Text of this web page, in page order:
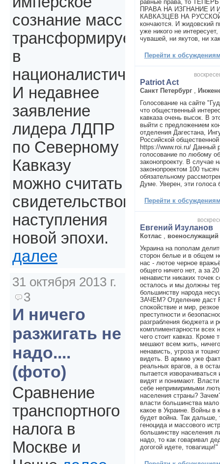
равные права, то
ПРАВА НА ИЗГНАНИЕ И
КАВКАЗЦЕВ НА
кончаются. И жидовский
уже никого не
чувашей, ни якутов, ни
Перейти к
Patriot Act
Санкт Петербург
Голосование на сайте
что общественный
кавказа очень высок. В
выйти с предложением
отделения Дагестана,
Российской
https://www.roi.ru/ Данный
голосование по любому
законопроекту. В случае
законопроектом 100
обязательному
Думе. Уверен, эти голоса
Перейти к
Евгений Изуланов
Котлас
военослужащий
Украина на пополам
сторон белые и в общем
нас - лютое черное
общего ничего нет, а за
ненависти никаких точек
осталось и мы должны
большинству народа
ЗАЧЕМ? Отделение даст
спокойствие и мир,
преступности и
разграбления бюджета и
комплиментарности всех
чего стоит кавказ. Кроме
мешают всем жить,
ненависть, угроза и
видеть. В армию уже
реальных врагов, а в
пытается
видят и понимают.
себе непримиримыми
населения страны?
власти большинства мало
какое в Украине. Войны в
будет война. Так дальше,
геноцида и массового
большинству населения
надо, то как говаривал
догогой идете, товагищи!"
сознание масс
трансформируется
в
националистическое.
И недавнее
заявление
лидера ЛДПР
по Северному
Кавказу
можно считать
свидетельством
наступления
новой эпохи.
далее
31 октября 2013 г.
3
И ничего
разжигать не
надо....
(фото)
Сравнение
транспортного
налога в
Москве и